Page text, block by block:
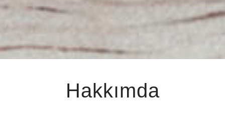
Hakkımda